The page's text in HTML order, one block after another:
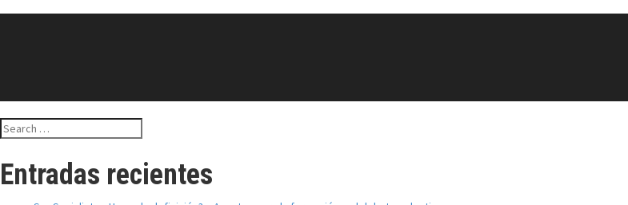
Search
for:
Entradas recientes